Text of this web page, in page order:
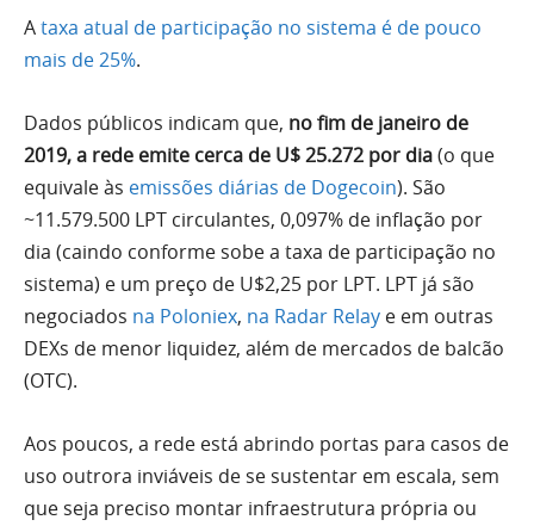
Ataxa atual de participação no sistema é de pouco
mais de 25%.
Dados públicos indicam que, no fim de janeiro de
2019, a rede emite cerca de U$ 25.272 por dia(o que
equivale às emissões diárias de Dogecoin). São
~11.579.500 LPT circulantes, 0,097% de inflação por
dia (caindo conforme sobe a taxa de participação no
sistema) e um preço de U$2,25 por LPT. LPT já são
negociados na Poloniex, na Radar Relay e em outras
DEXs de menor liquidez, além de mercados de balcão
(OTC).
Aos poucos, a rede está abrindo portas para casos de
uso outrora inviáveis de se sustentar em escala, sem
que seja preciso montar infraestrutura própria ou